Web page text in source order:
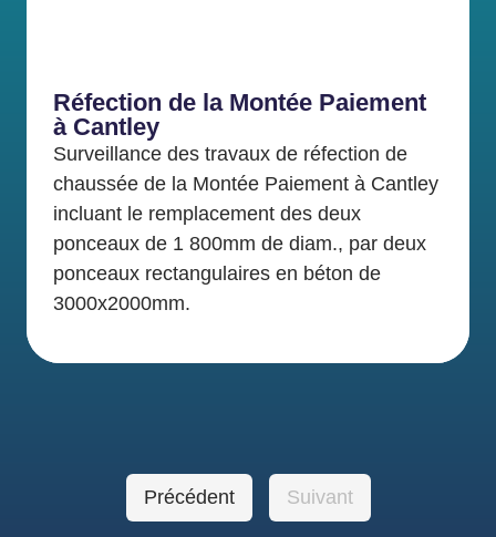
Réfection de la Montée Paiement
à Cantley
Surveillance des travaux de réfection de
chaussée de la Montée Paiement à Cantley
incluant le remplacement des deux
ponceaux de 1 800mm de diam., par deux
ponceaux rectangulaires en béton de
3000x2000mm.
Précédent Suivant